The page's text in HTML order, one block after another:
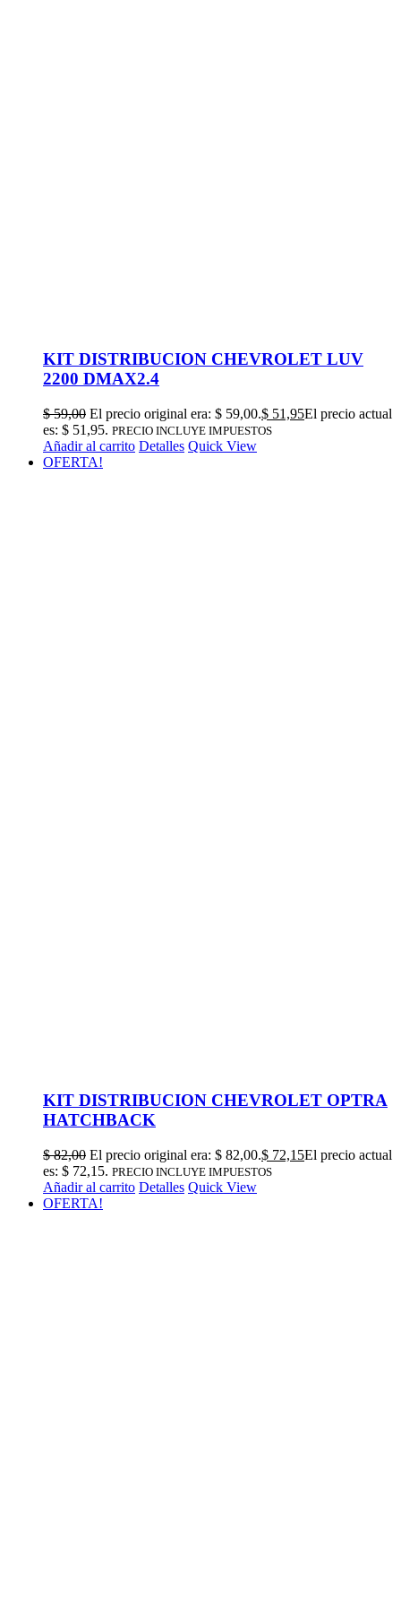
KIT DISTRIBUCION CHEVROLET LUV
2200 DMAX2.4
$59,00 El precio original era: $ 59,00.$ 51,95El precio actual
es: $ 51,95. PRECIO INCLUYE IMPUESTOS
Añadir al carrito Detalles Quick View
OFERTA!
KIT DISTRIBUCION CHEVROLET OPTRA
HATCHBACK
$82,00 El precio original era: $ 82,00.$ 72,15El precio actual
es: $ 72,15. PRECIO INCLUYE IMPUESTOS
Añadir al carrito Detalles Quick View
OFERTA!